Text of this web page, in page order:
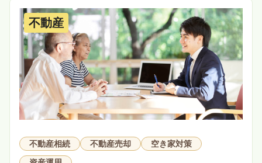
不動産
不動産相続 不動産売却
空き家対策